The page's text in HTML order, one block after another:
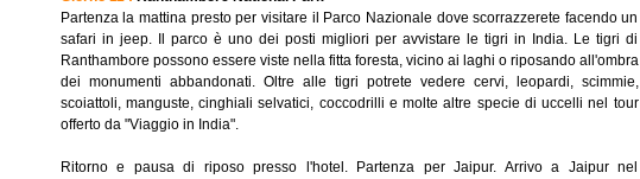
Partenza la mattina presto per visitare il Parco Nazionale dove scorrazzerete facendo un
safari in jeep. Il parco è uno dei posti migliori per avvistare le tigri in India. Le tigri di
Ranthambore possono essere viste nella fitta foresta, vicino ai laghi o riposando all'ombra
dei monumenti abbandonati. Oltre alle tigri potrete vedere cervi, leopardi, scimmie,
scoiattoli, manguste, cinghiali selvatici, coccodrilli e molte altre specie di uccelli nel tour
offerto da "Viaggio in India".
Ritorno e pausa di riposo presso l'hotel. Partenza per Jaipur. Arrivo a Jaipur nel